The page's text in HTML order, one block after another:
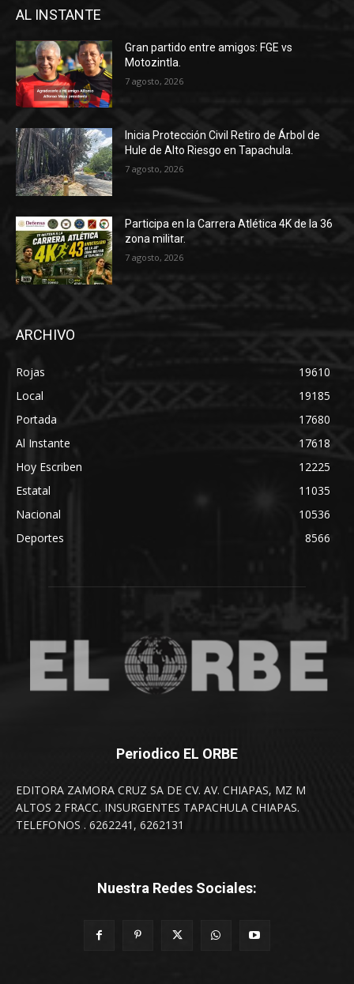
AL INSTANTE
Gran partido entre amigos: FGE vs
Motozintla.
7 agosto, 2026
Inicia Protección Civil Retiro de Árbol de
Hule de Alto Riesgo en Tapachula.
7 agosto, 2026
Participa en la Carrera Atlética 4K de la 36
zona militar.
7 agosto, 2026
ARCHIVO
Rojas
19610
Local
19185
Portada
17680
Al Instante
17618
Hoy Escriben
12225
Estatal
11035
Nacional
10536
Deportes
8566
Periodico EL ORBE
EDITORA ZAMORA CRUZ SA DE CV. AV. CHIAPAS, MZ M
ALTOS 2 FRACC. INSURGENTES TAPACHULA CHIAPAS.
TELEFONOS . 6262241, 6262131
Nuestra Redes Sociales: